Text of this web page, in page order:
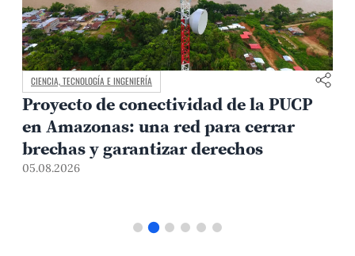
CIENCIA, TECNOLOGÍA E INGENIERÍA
Proyecto de conectividad de la PUCP
en Amazonas: una red para cerrar
brechas y garantizar derechos
05.08.2026